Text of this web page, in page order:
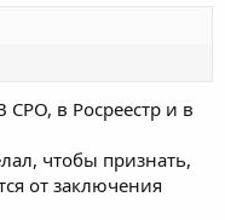
СРО, в Росреестр и в
чтобы признать,
от заключения